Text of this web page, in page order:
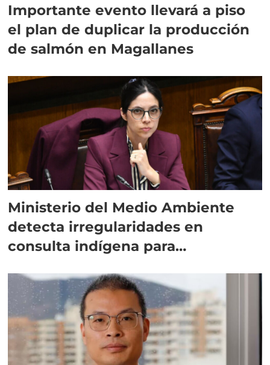
Importante evento llevará a piso
el plan de duplicar la producción
de salmón en Magallanes
Ministerio del Medio Ambiente
detecta irregularidades en
consulta indígena para